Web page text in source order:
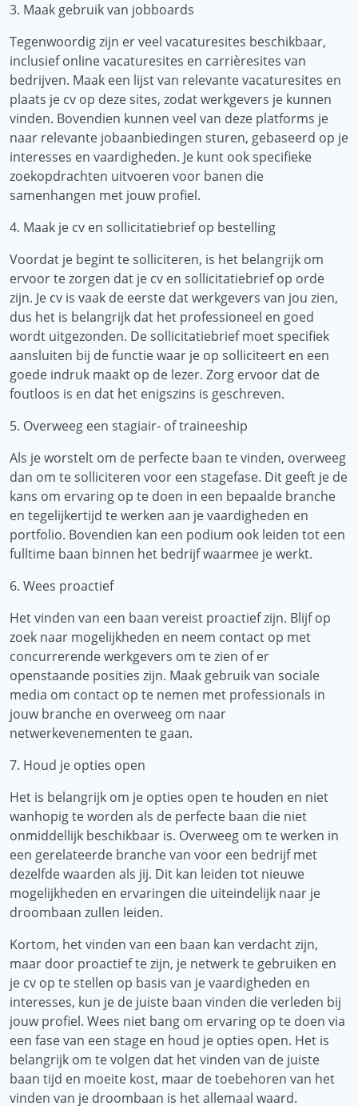
3. Maak gebruik van jobboards
Tegenwoordig zijn er veel vacaturesites beschikbaar,
inclusief online vacaturesites en carrièresites van
bedrijven. Maak een lijst van relevante vacaturesites en
plaats je cv op deze sites, zodat werkgevers je kunnen
vinden. Bovendien kunnen veel van deze platforms je
naar relevante jobaanbiedingen sturen, gebaseerd op je
interesses en vaardigheden. Je kunt ook specifieke
zoekopdrachten uitvoeren voor banen die
samenhangen met jouw profiel.
4. Maak je cv en sollicitatiebrief op bestelling
Voordat je begint te solliciteren, is het belangrijk om
ervoor te zorgen dat je cv en sollicitatiebrief op orde
zijn. Je cv is vaak de eerste dat werkgevers van jou zien,
dus het is belangrijk dat het professioneel en goed
wordt uitgezonden. De sollicitatiebrief moet specifiek
aansluiten bij de functie waar je op solliciteert en een
goede indruk maakt op de lezer. Zorg ervoor dat de
foutloos is en dat het enigszins is geschreven.
5. Overweeg een stagiair- of traineeship
Als je worstelt om de perfecte baan te vinden, overweeg
dan om te solliciteren voor een stagefase. Dit geeft je de
kans om ervaring op te doen in een bepaalde branche
en tegelijkertijd te werken aan je vaardigheden en
portfolio. Bovendien kan een podium ook leiden tot een
fulltime baan binnen het bedrijf waarmee je werkt.
6. Wees proactief
Het vinden van een baan vereist proactief zijn. Blijf op
zoek naar mogelijkheden en neem contact op met
concurrerende werkgevers om te zien of er
openstaande posities zijn. Maak gebruik van sociale
media om contact op te nemen met professionals in
jouw branche en overweeg om naar
netwerkevenementen te gaan.
7. Houd je opties open
Het is belangrijk om je opties open te houden en niet
wanhopig te worden als de perfecte baan die niet
onmiddellijk beschikbaar is. Overweeg om te werken in
een gerelateerde branche van voor een bedrijf met
dezelfde waarden als jij. Dit kan leiden tot nieuwe
mogelijkheden en ervaringen die uiteindelijk naar je
droombaan zullen leiden.
Kortom, het vinden van een baan kan verdacht zijn,
maar door proactief te zijn, je netwerk te gebruiken en
je cv op te stellen op basis van je vaardigheden en
interesses, kun je de juiste baan vinden die verleden bij
jouw profiel. Wees niet bang om ervaring op te doen via
een fase van een stage en houd je opties open. Het is
belangrijk om te volgen dat het vinden van de juiste
baan tijd en moeite kost, maar de toebehoren van het
vinden van je droombaan is het allemaal waard.